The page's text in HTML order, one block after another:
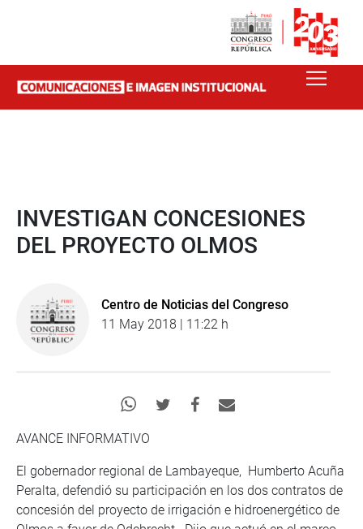
INVESTIGAN CONCESIONES
DEL PROYECTO OLMOS
Centro de Noticias del Congreso
11 May 2018 | 11:22 h
AVANCE INFORMATIVO
El gobernador regional de Lambayeque, Humberto Acuña
Peralta, defendió su participación en los dos contratos de
concesión del proyecto de irrigación e hidroenergético de